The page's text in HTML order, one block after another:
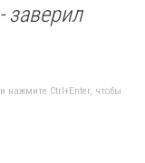
заверил
нажмите Ctrl+Enter, чтобы